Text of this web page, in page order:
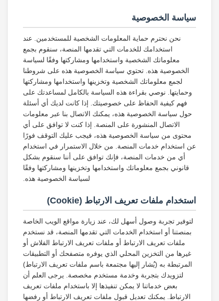
سياسة الخصوصية
نحن نحترم حماية المعلومات الشخصية للمستخدمين. عند
استخدامك للخدمات التي تقدمها المنصة، سنقوم بجمع
معلوماتك الشخصية واستخدامها ومشاركتها وفقًا لسياسة
الخصوصية هذه. تحتوي سياسة الخصوصية هذه على شروطنا
لجمع معلوماتك الشخصية وتخزينها واستخدامها ومشاركتها
وحمايتها. نوصي بقراءة هذه السياسة بالكامل لمساعدتك على
فهم كيفية الحفاظ على خصوصيتك. إذا كانت لديك أي أسئلة
حول سياسة الخصوصية هذه، يمكنك الاتصال بنا عبر معلومات
الاتصال المنشورة على المنصة. إذا كنت لا توافق على أي
محتوى من سياسة الخصوصية هذه، فيجب عليك التوقف فورًا
عن استخدام خدمات المنصة. من خلال الاستمرار في استخدام
أي من خدمات المنصة، فإنك توافق على أننا سنقوم بشكل
قانوني بجمع معلوماتك واستخدامها وتخزينها ومشاركتها وفقًا
لسياسة الخصوصية هذه.
استخدام ملفات تعريف الارتباط (Cookie)
لتوفير تجربة وصول أسهل لك، عند زيارة مواقع الويب الخاصة
بمنصتنا أو استخدام الخدمات التي تقدمها المنصة، قد نستخدم
ملفات تعريف الارتباط أو ملفات تعريف الارتباط الفلاش أو
غيرها من التخزين المحلي الذي يوفره متصفحك أو التطبيقات
المرتبطة به (يُشار إليها مجتمعة باسم ملفات تعريف الارتباط)
لتزويدك بتجربة وخدمة مستخدم مخصصة. يرجى العلم أن
بعض خدماتنا لا يمكن تنفيذها إلا باستخدام ملفات تعريف
الارتباط. يمكنك تعديل قبول ملفات تعريف الارتباط أو رفضها